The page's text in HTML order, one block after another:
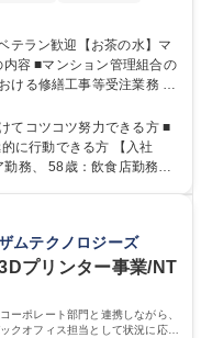
ける修繕工事等受注業務 ■
が多数活躍しています
平均約100万円/年（昨年度
★親会社である株式会社合
高いサービスと適性価格を
てコツコツ努力できる方 ■
食店勤務
、未経験からでも下限年収
学校 高校 語学力： 資格：第
ムテクノロジーズ
プリンター事業/NT
ーポレート部門と連携しながら、
クオフィス担当として状況に応じ